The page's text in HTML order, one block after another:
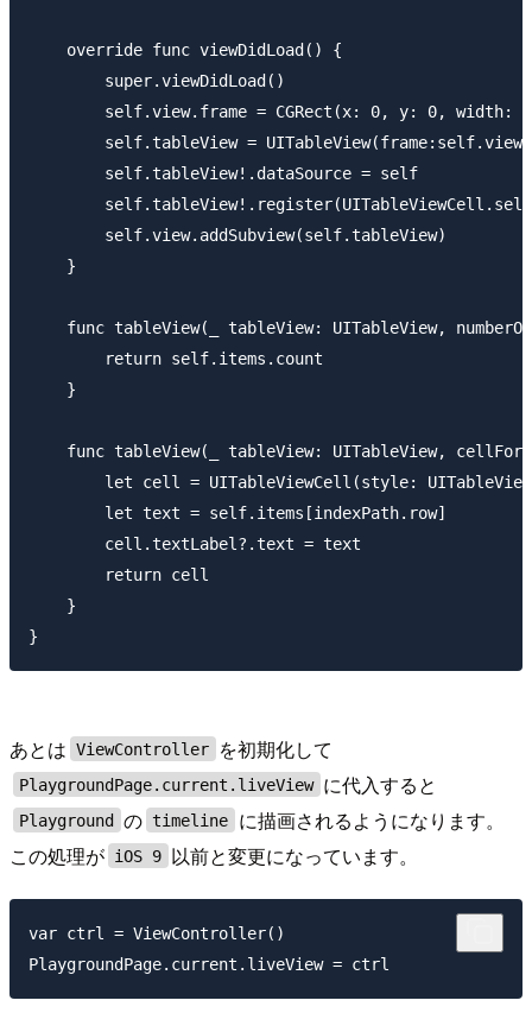
    override func viewDidLoad() {
        super.viewDidLoad()
self.view.frame = CGRect(x: 0, y: 0, width:
self.tableView =
        self.tableView!.dataSource = self
        self.view.addSubview(self.tableView)
    }
func tableView(_ tableView: UITableView,
        return self.items.count
    }
func tableView(_ tableView: UITableView,
let cell = UITableViewCell(style:
        let text = self.items[indexPath.row]
        cell.textLabel?.text = text
        return cell
    }
あとは ViewController を初期化して
PlaygroundPage.current.liveView に代入すると
Playground の timeline
に描画されるようになります。
この処理が iOS 9 以前と変更になっています。
var ctrl = ViewController()